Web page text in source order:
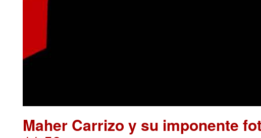
Maher Carrizo y su imponente